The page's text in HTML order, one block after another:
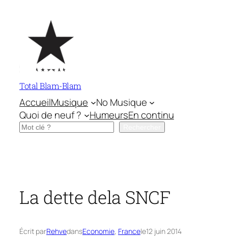
contenu
Total Blam-Blam
AccueilMusique
No Musique
Quoi de neuf ?
HumeursEn continu
Rechercher
La dette dela SNCF
Écrit parRehvedansEconomie, Francele12 juin 2014